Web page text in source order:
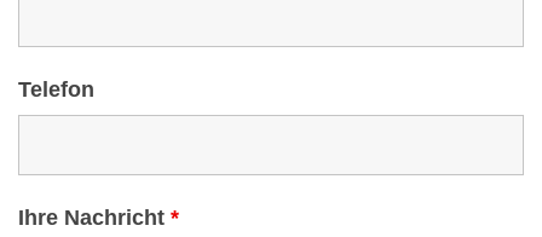
Telefon
Ihre Nachricht *